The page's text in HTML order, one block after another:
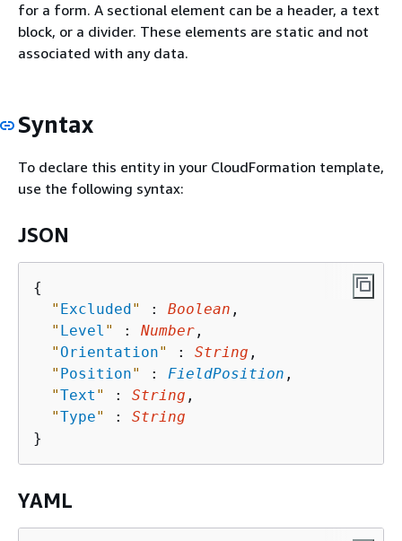
for a form. A sectional element can be a header, a text
block, or a divider. These elements are static and not
associated with any data.
Syntax
To declare this entity in your CloudFormation template,
use the following syntax:
JSON
{
" Excluded" : Boolean ,
" Level " : Number ,
" Orientation" : String ,
" Position" : FieldPosition ,
"Text " : String ,
"Type" : String
YAML